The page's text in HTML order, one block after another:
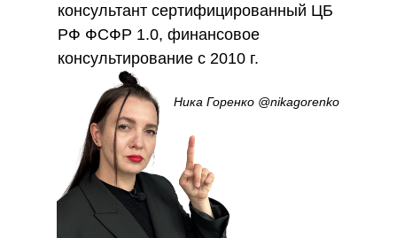
консультант сертифицированный ЦБ
РФ ФСФР 1.0, финансовое
консультирование с 2010 г.
Ника Горенко @nikagorenko